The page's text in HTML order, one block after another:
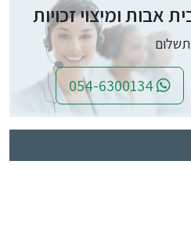
אבות ומיצוי זכויות
תשלום